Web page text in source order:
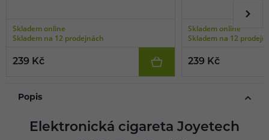
Skladem online
Skladem na 12 prodejnách
239 Kč
Skladem online
Skladem na 12
239 Kč
Popis
Elektronická cigareta Joyetech